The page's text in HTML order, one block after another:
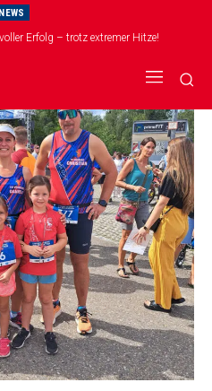
NEWS
Erfolg – trotz extremer Hitze!